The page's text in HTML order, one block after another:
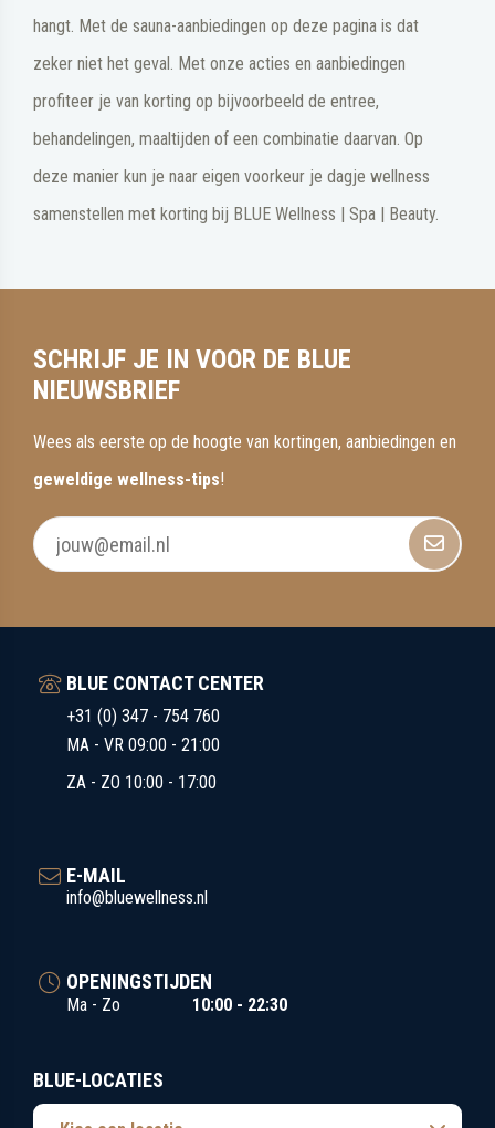
hangt. Met de sauna-aanbiedingen op deze pagina is dat
zeker niet het geval. Met onze acties en aanbiedingen
profiteer je van korting op bijvoorbeeld de entree,
behandelingen, maaltijden of een combinatie daarvan. Op
deze manier kun je naar eigen voorkeur je dagje wellness
samenstellen met korting bij BLUE Wellness | Spa | Beauty.
SCHRIJF JE IN VOOR DE BLUE
NIEUWSBRIEF
Wees als eerste op de hoogte van kortingen, aanbiedingen en
geweldige wellness-tips!
BLUE CONTACT CENTER
+31 (0) 347 - 754 760
MA - VR 09:00 - 21:00
ZA - ZO 10:00 - 17:00
E-MAIL
info@bluewellness.nl
OPENINGSTIJDEN
Ma - Zo 10:00 - 22:30
BLUE-LOCATIES